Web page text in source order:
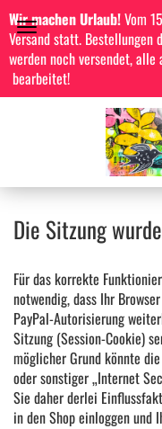
Wir machen Urlaub!Vom
Versand statt. Bestellungen
werden noch versendet, alle
bearbeitet!
Die Sitzung
Für das korrekte
notwendig, dass Ihr
PayPal-Autorisierung
Sitzung (Session-Cookie)
möglicher Grund könnte
oder sonstiger „Internet
Sie daher derlei
in den Shop einloggen und